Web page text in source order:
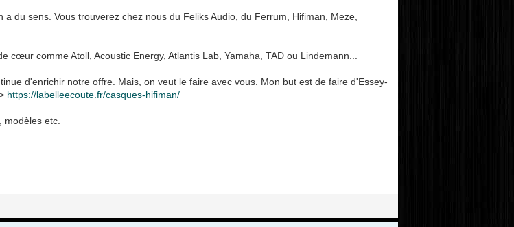
du sens. Vous trouverez chez nous du Feliks Audio, du Ferrum, Hifiman, Meze,
comme Atoll, Acoustic Energy, Atlantis Lab, Yamaha, TAD ou Lindemann...
d'enrichir notre offre. Mais, on veut le faire avec vous. Mon but est de faire d'Essey-
https://labelleecoute.fr/casques-hifiman/
etc.